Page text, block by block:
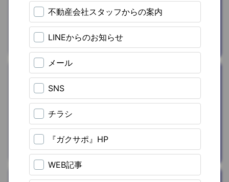
海外eSIMを割引
株式会社トリファ
おうち時間
家具・家電レン
タル(CLAS)
15%OFF
株式会社クラス
遊ぶ/お出かけ